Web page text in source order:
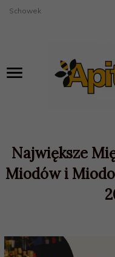
Schowek
Największe
Miodów i